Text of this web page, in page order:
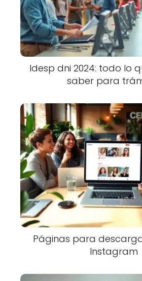
Idesp dni 2024: todo lo
saber para
Páginas para
Instagram